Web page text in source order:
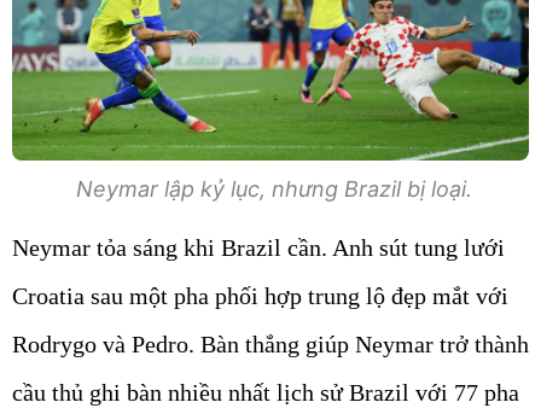
Neymar lập kỷ lục, nhưng Brazil bị loại.
Neymar tỏa sáng khi Brazil cần. Anh sút tung lưới
Croatia sau một pha phối hợp trung lộ đẹp mắt với
Rodrygo và Pedro. Bàn thắng giúp Neymar trở thành
cầu thủ ghi bàn nhiều nhất lịch sử Brazil với 77 pha